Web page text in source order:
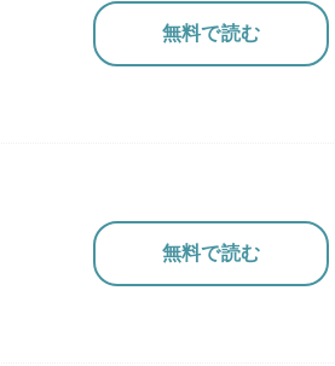
無料で読む
無料で読む